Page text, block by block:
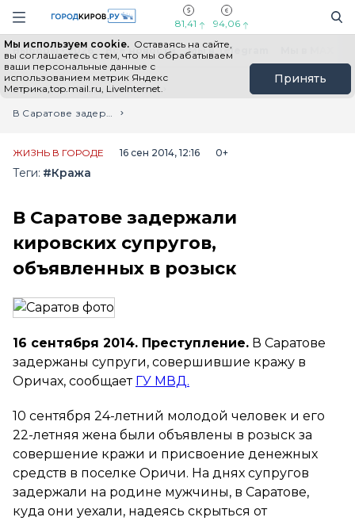
Навигация сайта
81,41 94,06
Мы используем cookie. Оставаясь на сайте,
вы соглашаетесь с тем, что мы обрабатываем
ваши персональные данные с
использованием метрик Яндекс
Метрика,top.mail.ru, LiveInternet.
Принять
Выборы - 2026 Все новости Мы в Telegram
Главная
Лента новостей
В Саратове задержали кировских супругов, объявленных в розыск
ЖИЗНЬ В ГОРОДЕ 16 сен 2014, 12:16 0+
Теги: #Кража
В Саратове задержали
кировских супругов,
объявленных в розыск
16 сентября 2014. Преступление. В Саратове
задержаны супруги, совершившие кражу в
Оричах, сообщает ГУ МВД.
10 сентября 24-летний молодой человек и его
22-летняя жена были объявлены в розыск за
совершение кражи и присвоение денежных
средств в поселке Оричи. На днях супругов
задержали на родине мужчины, в Саратове,
куда они уехали, надеясь скрыться от